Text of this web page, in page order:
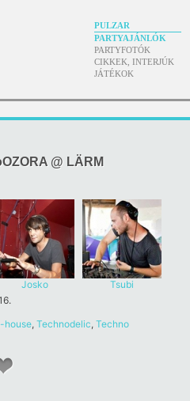
PULZAR
PARTYAJÁNLÓK
PARTYFOTÓK
CIKKEK, INTERJÚK
JÁTÉKOK
@ LÄRM
Josko
Tsubi
house, Technodelic, Techno